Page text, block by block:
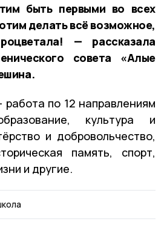
быть первыми во всех
делать всё возможное,
— рассказала
совета «Алые
по 12 направлениям
культура и
и добровольчество,
память, спорт,
и другие.